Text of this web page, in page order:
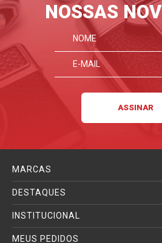
NOSSAS
MARCAS
DESTAQUES
INSTITUCIONAL
MEUS PEDIDOS